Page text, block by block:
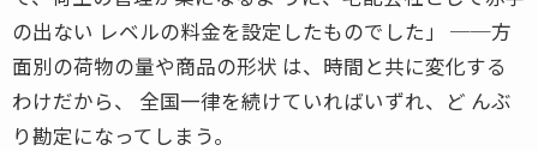
の出ない レベルの料金を設定したものでした」 ──方
面別の荷物の量や商品の形状 は、時間と共に変化する
わけだから、 全国一律を続けていればいずれ、ど んぶ
り勘定になってしまう。